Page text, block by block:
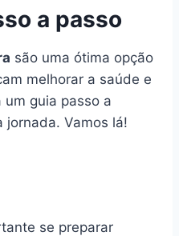
a passo
são uma ótima opção
melhorar a saúde e
guia passo a
jornada. Vamos lá!
se preparar